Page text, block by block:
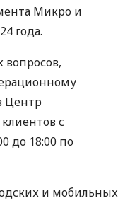
Микро и
года.
вопросов,
Центр
с
до 18:00 по
и мобильных